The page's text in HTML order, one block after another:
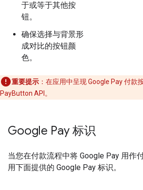
于或等于其他按
钮。
确保选择与背景形
成对比的按钮颜
色。
重要提示 ：在应用中呈现 Google Pay 付款
PayButton API。
Google Pay 标识
当您在付款流程中将 Google Pay 用作
用下面提供的 Google Pay 标识。